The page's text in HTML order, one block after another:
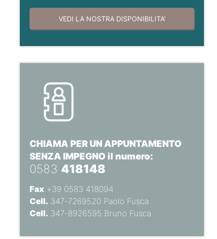
VEDI LA NOSTRA DISPONIBILITA'
CHIAMA PER UN APPUNTAMENTO
SENZA IMPEGNO il numero:
0583 418148
Fax+39 0583 418094
Cell. 347-7269520 Paolo Fusca
Cell. 347-8926595 Bruno Fusca